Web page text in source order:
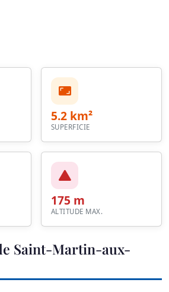
5.2 km²
SUPERFICIE
175 m
ALTITUDE MAX.
Saint-Martin-aux-